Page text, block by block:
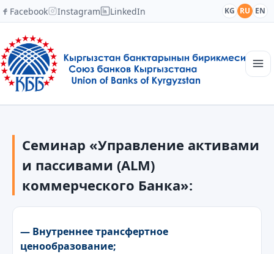
Facebook Instagram LinkedIn KG RU EN
Новости
Академия
Члены и партнеры
Сотрудничество
Контакты
Семинар «Управление активами
и пассивами (ALM)
коммерческого Банка»:
— Внутреннее трансфертное
ценообразование;